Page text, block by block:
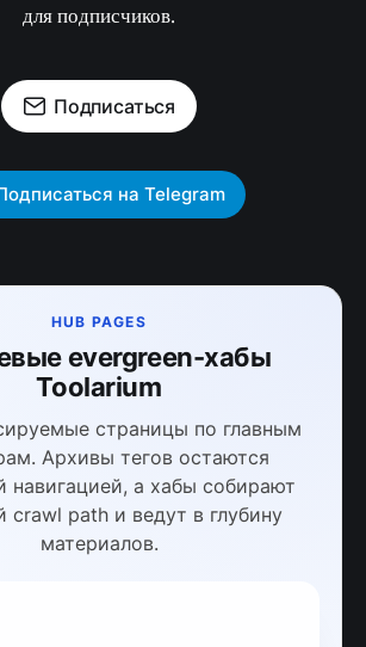
для подписчиков.
Подписаться
на Telegram
HUB PAGES
evergreen-хабы
Toolarium
страницы по главным
Архивы тегов остаются
навигацией, а хабы собирают
crawl path и ведут в глубину
материалов.